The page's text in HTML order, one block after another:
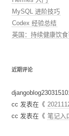
MySQL 进阶技巧
Codex 经验总结
英国：持续健康饮
近期评论
cc 发表在《
cc 发表在《 笔记入